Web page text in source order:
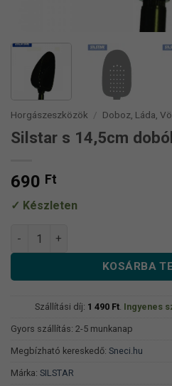
Horgászeszközök / Doboz, Láda,
Silstar s 14,5cm
690 Ft
Készleten
Silstar s 14,5cm dobókanál
KOSÁRBA
Szállítási díj: 1 490 Ft. Ingyenes
Gyors szállítás: 2-5 munkanap
Megbízható kereskedő: Sneci.hu
Márka: SILSTAR